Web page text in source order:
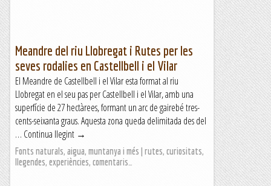
Meandre del riu Llobregat i Rutes per les
seves rodalies en Castellbell i el Vilar
El Meandre de Castellbell i el Vilar esta format al riu
Llobregat en el seu pas per Castellbell i el Vilar, amb una
superfície de 27 hectàrees, formant un arc de gairebé tres-
cents-seixanta graus. Aquesta zona queda delimitada des del
… Continua llegint →
Fonts naturals, aigua, muntanya i més | rutes, curiositats,
llegendes, experiències, comentaris…